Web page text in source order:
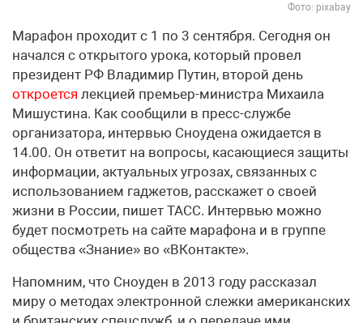
Фото: pixabay
Марафон проходит с 1 по 3 сентября. Сегодня он
начался с открытого урока, который провел
президент РФ Владимир Путин, второй день
откроется лекцией премьер-министра Михаила
Мишустина. Как сообщили в пресс-службе
организатора, интервью Сноудена ожидается в
14.00. Он ответит на вопросы, касающиеся защиты
информации, актуальных угрозах, связанных с
использованием гаджетов, расскажет о своей
жизни в России, пишет ТАСС. Интервью можно
будет посмотреть на сайте марафона и в группе
общества «Знание» во «ВКонтакте».
Напомним, что Сноуден в 2013 году рассказал
миру о методах электронной слежки американских